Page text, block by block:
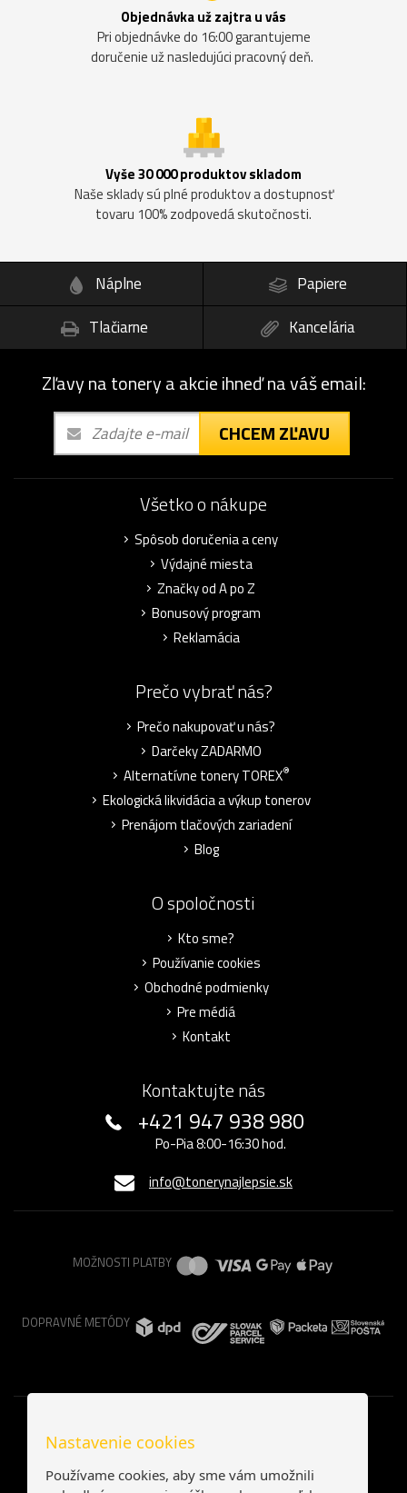
Objednávka už zajtra u vás
Pri objednávke do 16:00 garantujeme
doručenie už nasledujúci pracovný deň.
Vyše 30 000 produktov skladom
Naše sklady sú plné produktov a dostupnosť
tovaru 100% zodpovedá skutočnosti.
Náplne
Papiere
Tlačiarne
Kancelária
Zľavy na tonery a akcie ihneď na váš email:
CHCEM ZĽAVU
Všetko o nákupe
Spôsob doručenia a ceny
Výdajné miesta
Značky od A po Z
Bonusový program
Reklamácia
Prečo vybrať nás?
Prečo nakupovať u nás?
Darčeky ZADARMO
Alternatívne tonery TOREX®
Ekologická likvidácia a výkup tonerov
Prenájom tlačových zariadení
Blog
O spoločnosti
Kto sme?
Používanie cookies
Obchodné podmienky
Pre médiá
Kontakt
Kontaktujte nás
+421 947 938 980
Po-Pia 8:00-16:30 hod.
info@tonerynajlepsie.sk
MOŽNOSTI PLATBY
DOPRAVNÉ METÓDY
Nastavenie cookies
Používame cookies, aby sme vám umožnili